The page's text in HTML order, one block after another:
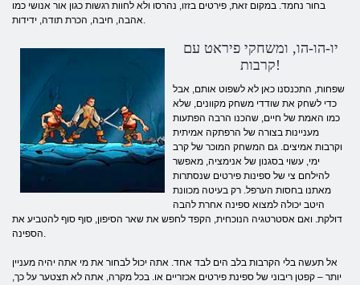
בחור נחמד. במקום זאת, פירטים בזזו, נהרסו ולא לחוות רגשות כגון אור אנושי כמו
אהבה, חיבה, הכרת תודה, ידידות.
יו-הו-הו, ומשחקי פיראט עם
קרבות!
שפחות, התכנסנו כאן לא לשפוט אותם, אבל
כדי לשחק את שודדי משחק מקוונים, שלא
כמו האמת של חיים, שהכנו הרבה הפתעות
מעניינות בצורה של הרפתקה אמיתית
וקרבות אמיצים. גם המשחק המוכר של קרב
ימי, עשוי בסגנון של אנימציה, מאפשר
להילחם צי של ספינות פירטים שנסתרות
מאתנו בחסות הערפל. רק בעיטה מכוונת
היטב יכולה למצוא ספינה אחרת להבה
דולקת. ואם אסטרטגיה הנוכחית, הקפד לחפש את שאר הסיפון, סוף סוף להטביע את
הספינה.
אל תעשה בלי הקרבות בלב הים לבד אחד. אתה יכול לבחור את מי אתה יהיה מעניין
יותר – קפטן ריבוני של ספינת פירטים אכזריים או. בכל מקרה, אתה לא תצטער על כך,